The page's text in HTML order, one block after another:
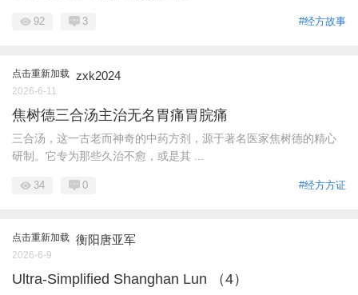
#经方故事
92 3
点击重新加载 zxk2024
2026-6-11
焦树德三合汤主治无名胃痛胃脘痛
三合汤，这一古老而神奇的中药方剂，源于著名医家焦树德的精心
研制。它专为那些久治不愈，或是其 ...
#经方方证
34 0
点击重新加载 衡阳唐亚军
2026-6-9
Ultra-Simplified Shanghan Lun （4）